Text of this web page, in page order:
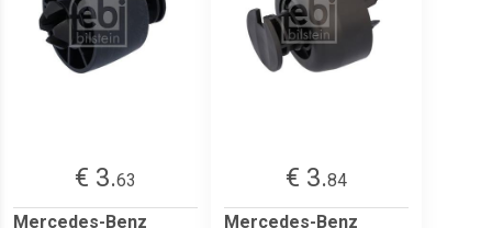
€ 3.63
Mercedes-Benz
€ 3.84
Mercedes-Benz